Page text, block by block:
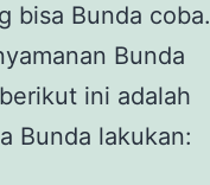
bisa Bunda coba.
Bunda
ini adalah
Bunda lakukan: